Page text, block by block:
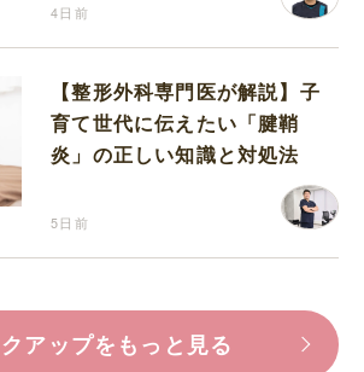
4日前
【整形外科専門医が解説】子
育て世代に伝えたい「腱鞘
炎」の正しい知識と対処法
5日前
アップをもっと見る